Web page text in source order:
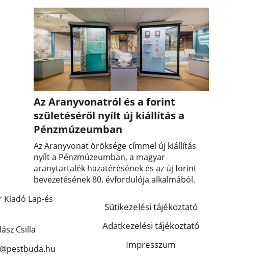
Az Aranyvonatról és a forint
születéséről nyílt új kiállítás a
Pénzmúzeumban
Az Aranyvonat öröksége címmel új kiállítás
nyílt a Pénzmúzeumban, a magyar
aranytartalék hazatérésének és az új forint
bevezetésének 80. évfordulója alkalmából.
Lap-és
Csilla
Sütikezelési tájékoztató
Adatkezelési tájékoztató
Impresszum